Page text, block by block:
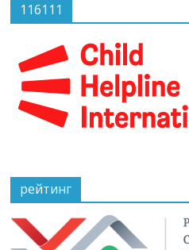
116111
рейтинг